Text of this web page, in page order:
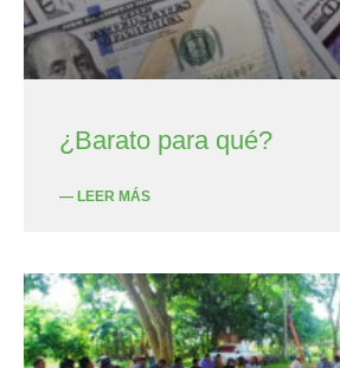
¿Barato para qué?
— LEER MÁS